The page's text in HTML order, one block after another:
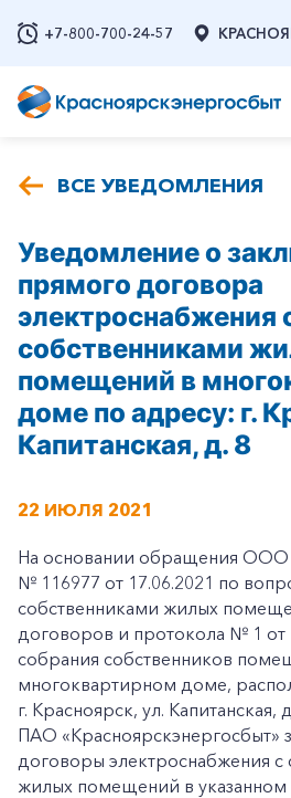
+7-800-700-24-57
ВСЕ УВЕДОМЛЕНИЯ
Уведомление о
прямого договора
электроснабжения
собственниками
помещений в
доме по адресу: г.
Капитанская, д. 8
22 ИЮЛЯ 2021
На основании обращения ООО
№ 116977 от 17.06.2021 по
собственниками жилых
договоров и протокола № 1 от
собрания собственников
многоквартирном доме,
г. Красноярск, ул. Капитанская,
ПАО «Красноярскэнергосбыт»
договоры электроснабжения с
жилых помещений в